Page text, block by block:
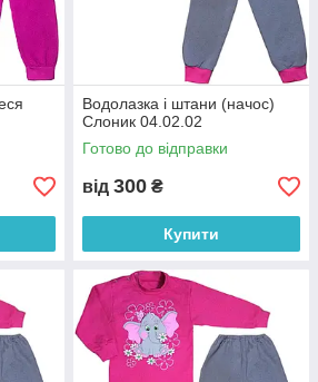
фасонів і забарвлень.
для покупки наших
костюмів
Різноманітні
фасони і
костюмів на всі
сезони року для
хлопчиків і
дівчаток.
Водолазка і штани (начос)
Слоник 04.02.02
Готово до відправки
від 300 ₴
Купити